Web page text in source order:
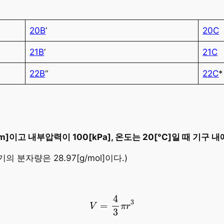
20B‘ 20C
21B‘ 21C
22B“ 22C*
이고 내부압력이 100[kPa], 온도는 20[°C]일 때 기구
의 분자량은 28.97[g/mol]이다.)
V =
4
3
πr3
3π